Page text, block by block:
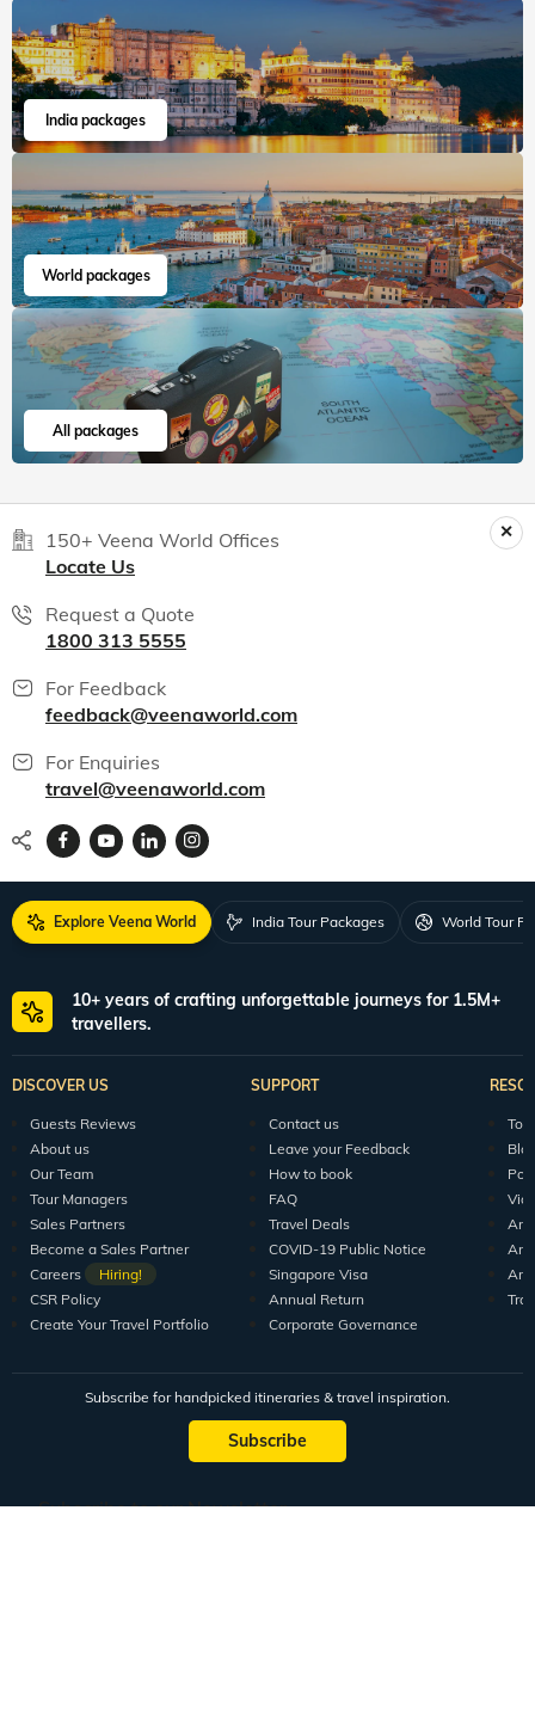
India packages
World packages
All packages
150+ Veena World Offices
Locate Us
Request a Quote
1800 313 5555
For Feedback
feedback@veenaworld.com
For Enquiries
travel@veenaworld.com
Explore Veena World India Tour Packages World Tour
10+ years of crafting unforgettable journeys for 1.5M+
travellers.
DISCOVER US
Guests Reviews
About us
Our Team
Tour Managers
Sales Partners
Become a Sales Partner
Careers
Hiring!
CSR Policy
Create Your Travel Portfolio
SUPPORT
Contact us
Leave your Feedback
How to book
FAQ
Travel Deals
COVID-19 Public Notice
Singapore Visa
Annual Return
Corporate Governance
Subscribe for handpicked itineraries & travel inspiration.
Subscribe
Subscribe to our Newsletter